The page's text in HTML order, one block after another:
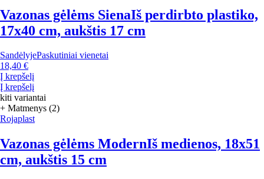
Vazonas gėlėms SienaIš perdirbto plastiko,
17x40 cm, aukštis 17 cm
SandėlyjePaskutiniai vienetai
18,40 €
Į krepšelį
Į krepšelį
kiti variantai
+ Matmenys (2)
Rojaplast
Vazonas gėlėms ModernIš medienos, 18x51
cm, aukštis 15 cm